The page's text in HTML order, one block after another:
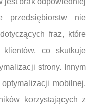
przedsiębiorstw nie
fraz, które
klientów, co skutkuje
strony. Innym
mobilnej.
korzystających z